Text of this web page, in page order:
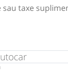
taxe